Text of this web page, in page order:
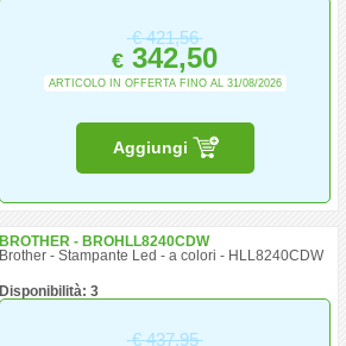
€421,56
€ 342,50
ARTICOLO IN OFFERTA FINO AL 31/08/2026
Aggiungi
BROTHER - BROHLL8240CDW
Brother - Stampante Led - a colori - HLL8240CDW
Disponibilità: 3
€437,95